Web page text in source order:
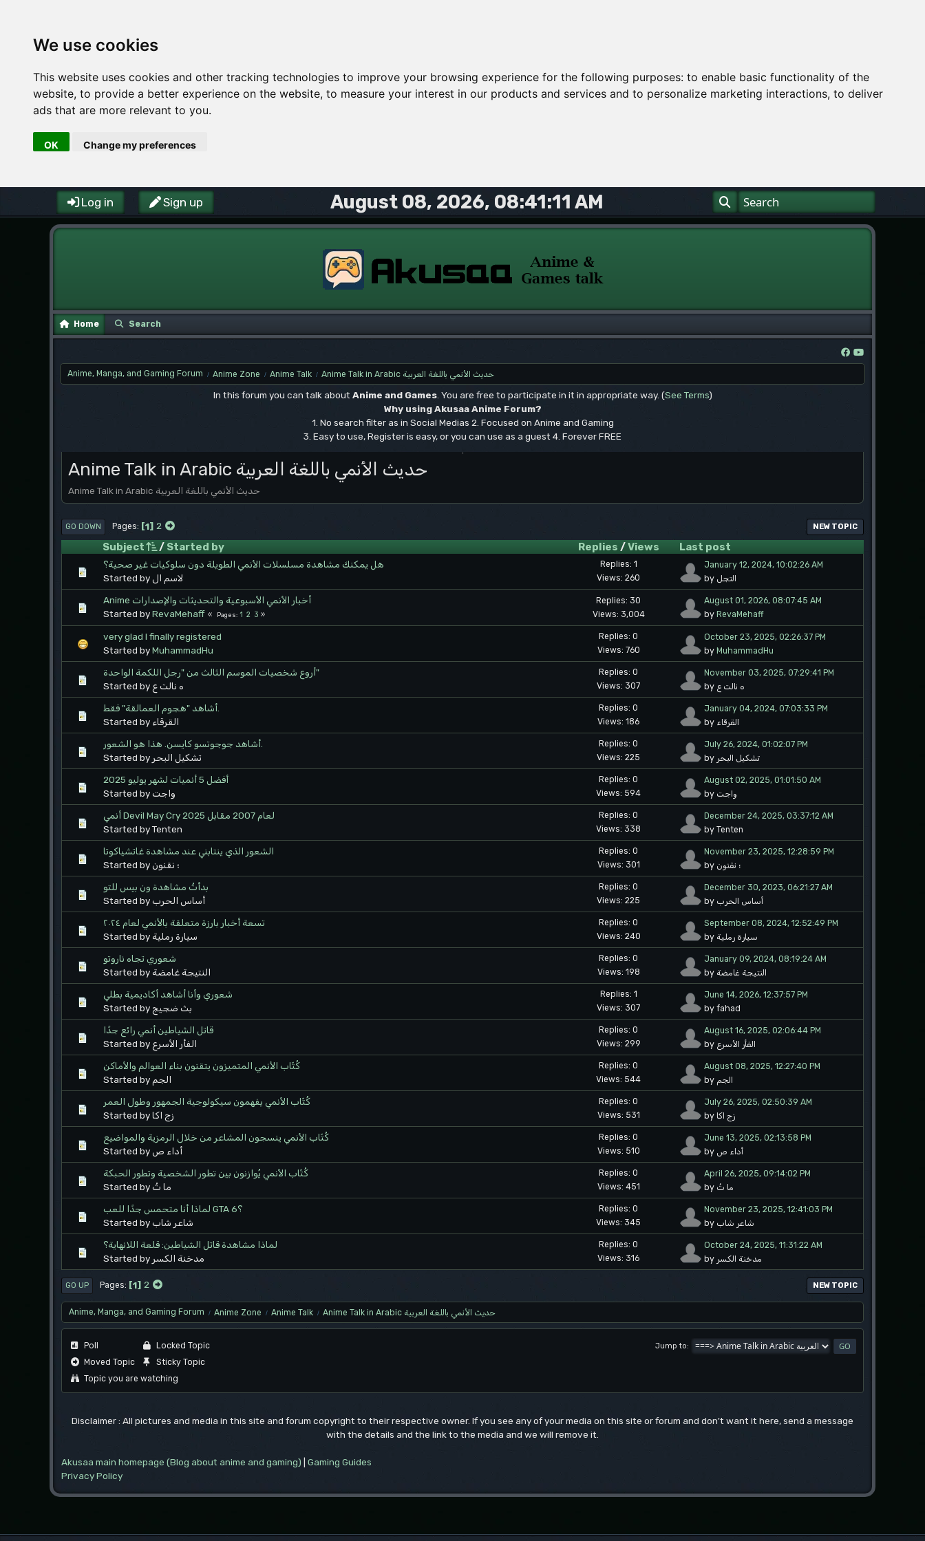
We use cookies
This website uses cookies and other tracking technologies to improve your browsing experience for the following purposes: to enable basic functionality of the
website, to provide a better experience on the website, to measure your interest in our products and services and to personalize marketing interactions, to deliver
ads that are more relevant to you.
OK Change my preferences
Log in Sign up August 08, 2026, 08:41:11 AM
Home Search
Anime, Manga, and Gaming Forum / Anime Zone / Anime Talk / Anime Talk in Arabic حديث الأنمي باللغة العربية
In this forum you can talk aboutAnime and Games. You are free to participate in it in appropriate way. (See Terms)
Why using Akusaa Anime Forum?
1. No search filter as in Social Medias 2. Focused on Anime and Gaming
3. Easy to use, Register is easy, or you can use as a guest 4. Forever FREE
.
Anime Talk in Arabic حديث الأنمي باللغة العربية
Anime Talk in Arabic حديث الأنمي باللغة العربية
GO DOWN Pages 1 2 NEW TOPIC
Subject / Started by Replies /Views Last post
هل يمكنك مشاهدة مسلسلات الأنمي الطويلة دون سلوكيات غير صحية؟
Started by لاسم ال
Replies: 1
Views: 260
January 12, 2024, 10:02:26 AM
by التجل
Anime أخبار الأنمي الأسبوعية والتحديثات والإصدارات
Started byRevaMehaff Pages 1 2 3
Replies: 30
Views: 3,004
August 01, 2026, 08:07:45 AM
by RevaMehaff
very glad I finally registered
Started byMuhammadHu
Replies: 0
Views: 760
October 23, 2025, 02:26:37 PM
by MuhammadHu
أروع شخصيات الموسم الثالث من "رجل اللكمة الواحدة"
Started by ه نالت ع
Replies: 0
Views: 307
November 03, 2025, 07:29:41 PM
by ه نالت ع
أشاهد "هجوم العمالقة" فقط.
Started by القرقاء
Replies: 0
Views: 186
January 04, 2024, 07:03:33 PM
by القرقاء
أشاهد جوجوتسو كايسن. هذا هو الشعور.
Started by تشكيل البحر
Replies: 0
Views: 225
July 26, 2024, 01:02:07 PM
by تشكيل البحر
أفضل 5 أنميات لشهر يوليو 2025
Started by واجت
Replies: 0
Views: 594
August 02, 2025, 01:01:50 AM
by واجت
أنمي Devil May Cry لعام 2007 مقابل 2025
Started by Tenten
Replies: 0
Views: 338
December 24, 2025, 03:37:12 AM
by Tenten
الشعور الذي ينتابني عند مشاهدة غاتشياكوتا
Started by ؛ نقنون
Replies: 0
Views: 301
November 23, 2025, 12:28:59 PM
by ؛ نقنون
بدأتُ مشاهدة ون بيس للتو
Started by أساس الحرب
Replies: 0
Views: 225
December 30, 2023, 06:21:27 AM
by أساس الحرب
تسعة أخبار بارزة متعلقة بالأنمي لعام ٢٠٢٤
Started by سيارة رملية
Replies: 0
Views: 240
September 08, 2024, 12:52:49 PM
by سيارة رملية
شعوري تجاه ناروتو
Started by النتيجة غامضة
Replies: 0
Views: 198
January 09, 2024, 08:19:24 AM
by النتيجة غامضة
شعوري وأنا أشاهد أكاديمية بطلي
Started by بث ضجيج
Replies: 1
Views: 307
June 14, 2026, 12:37:57 PM
by fahad
قاتل الشياطين أنمي رائع جدًا
Started by الفأر الأسرع
Replies: 0
Views: 299
August 16, 2025, 02:06:44 PM
by الفأر الأسرع
كُتّاب الأنمي المتميزون يتقنون بناء العوالم والأماكن
Started by الجم
Replies: 0
Views: 544
August 08, 2025, 12:27:40 PM
by الجم
كُتّاب الأنمي يفهمون سيكولوجية الجمهور وطول العمر
Started by زج اكا
Replies: 0
Views: 531
July 26, 2025, 02:50:39 AM
by زج اكا
كُتّاب الأنمي ينسجون المشاعر من خلال الرمزية والمواضيع
Started by أداء ص
Replies: 0
Views: 510
June 13, 2025, 02:13:58 PM
by أداء ص
كُتّاب الأنمي يُوازنون بين تطور الشخصية وتطور الحبكة
Started by ما تُ
Replies: 0
Views: 451
April 26, 2025, 09:14:02 PM
by ما تُ
لماذا أنا متحمس جدًا للعب GTA 6؟
Started by شاعر شاب
Replies: 0
Views: 345
November 23, 2025, 12:41:03 PM
by شاعر شاب
لماذا مشاهدة قاتل الشياطين: قلعة اللانهاية؟
Started by مدخنة الكسر
Replies: 0
Views: 316
October 24, 2025, 11:31:22 AM
by مدخنة الكسر
NEW TOPIC
GO UP Pages 1 2
Anime, Manga, and Gaming Forum / Anime Zone / Anime Talk / Anime Talk in Arabic حديث الأنمي باللغة العربية
Jump to
Poll
Moved Topic
Locked Topic
Sticky Topic
Topic you are watching
Disclaimer : All pictures and media in this site and forum copyright to their respective owner. If you see any of your media on this site or forum and don't want it here, send a message
with the details and the link to the media and we will remove it.
Akusaa main homepage (Blog about anime and gaming)
Gaming Guides
Privacy Policy